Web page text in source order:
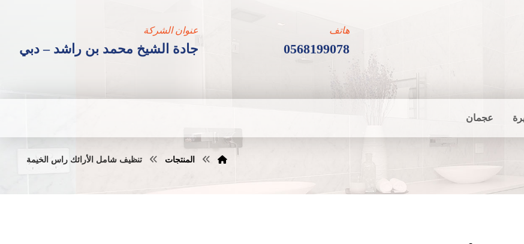
عنوان الشركة
جادة الشيخ محمد بن راشد – دبي
هاتف
0568199078
عجمان
المنتجات تنظيف شامل الأرائك راس الخيمة